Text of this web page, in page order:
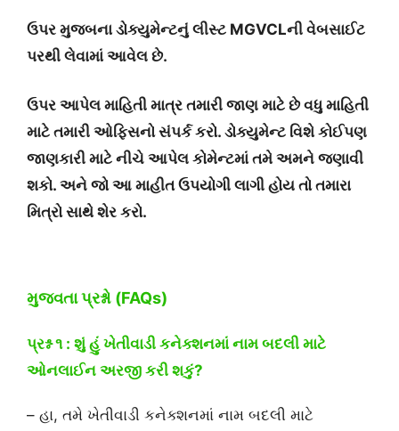
ઉપર મુજબના ડોક્યુમેન્ટનું લીસ્ટ MGVCLની વેબસાઈટ
પરથી લેવામાં આવેલ છે.
ઉપર આપેલ માહિતી માત્ર તમારી જાણ માટે છે વધુ માહિતી
માટે તમારી ઓફિસનો સંપર્ક કરો. ડોક્યુમેન્ટ વિશે કોઈપણ
જાણકારી માટે નીચે આપેલ કોમેન્ટમાં તમે અમને જણાવી
શકો. અને જો આ માહીત ઉપયોગી લાગી હોય તો તમારા
મિત્રો સાથે શેર કરો.
મુજવતા પ્રશ્નો (FAQs)
પ્રશ્ન ૧ : શું હું ખેતીવાડી કનેક્શનમાં નામ બદલી માટે
ઓનલાઈન અરજી કરી શકું?
– હા, તમે ખેતીવાડી કનેક્શનમાં નામ બદલી માટે